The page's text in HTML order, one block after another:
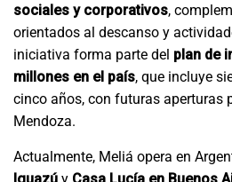
sociales y corporativos,
orientados al descanso y
iniciativa forma parte del plan de
millones en el país, que incluye
cinco años, con futuras aperturas
Mendoza.
Actualmente, Meliá opera en